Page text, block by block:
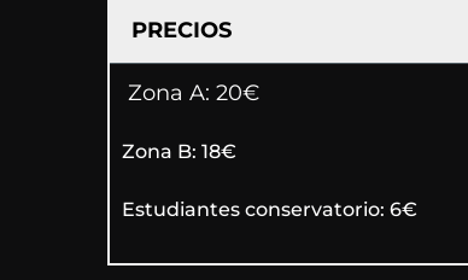
PRECIOS
Zona A: 20€
Zona B: 18€
Estudiantes conservatorio: 6€